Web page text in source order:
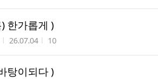
한가롭게 )
작성시간
26.07.04 조회수
10
탕이되다 )